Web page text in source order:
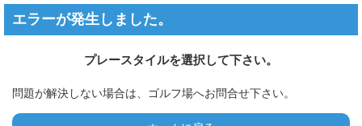
エラーが発生しました。
プレースタイルを選択して下さい。
問題が解決しない場合は、ゴルフ場へお問合せ下さい。